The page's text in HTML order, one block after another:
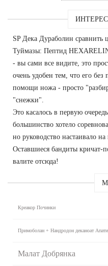
SP Дека Дураболин сравнить
Туймазы: Пептид
- вы сами все видите, это
очень удобен тем, что его
помощи ножа - просто
"снежки".
Это касалось в первую
большинство хотело
но руководство настаивало
Оставшиеся бандиты кричат-
валите отсюда!
Креакор Починки
Примоболан + Нандродон деканоат
Малат Добрянка